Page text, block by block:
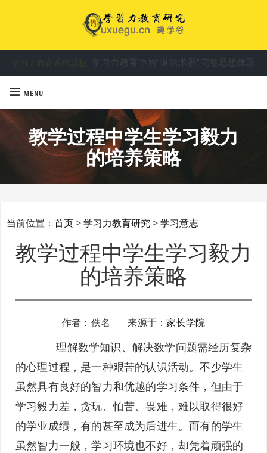
学习力教育中的“道法术器”完整思想体系
MENU
教学过程中学生学习毅力
的培养策略
当前位置： 首页 >学习力教育研究 >学习意志
教学过程中学生学习毅力
的培养策略
作者：佚名 来源于：家长学院
理解数学知识、解决数学问题需经历复杂
的心理过程，是一种艰苦的认识活动。不少学生
虽然具有良好的智力和优越的学习条件，但由于
学习毅力差，贪玩、怕苦、畏难，难以取得很好
的学业成绩，有的甚至成为后进生。而有的学生
虽然智力一般，学习环境也不好，却凭着顽强的